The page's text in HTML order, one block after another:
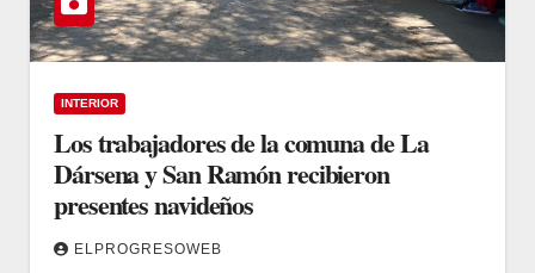
INTERIOR
Los trabajadores de la comuna de La
Dársena y San Ramón recibieron
presentes navideños
ELPROGRESOWEB